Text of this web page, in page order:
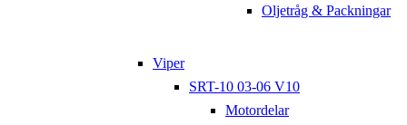
Oljetråg & Packningar
Viper
SRT-10 03-06 V10
Motordelar